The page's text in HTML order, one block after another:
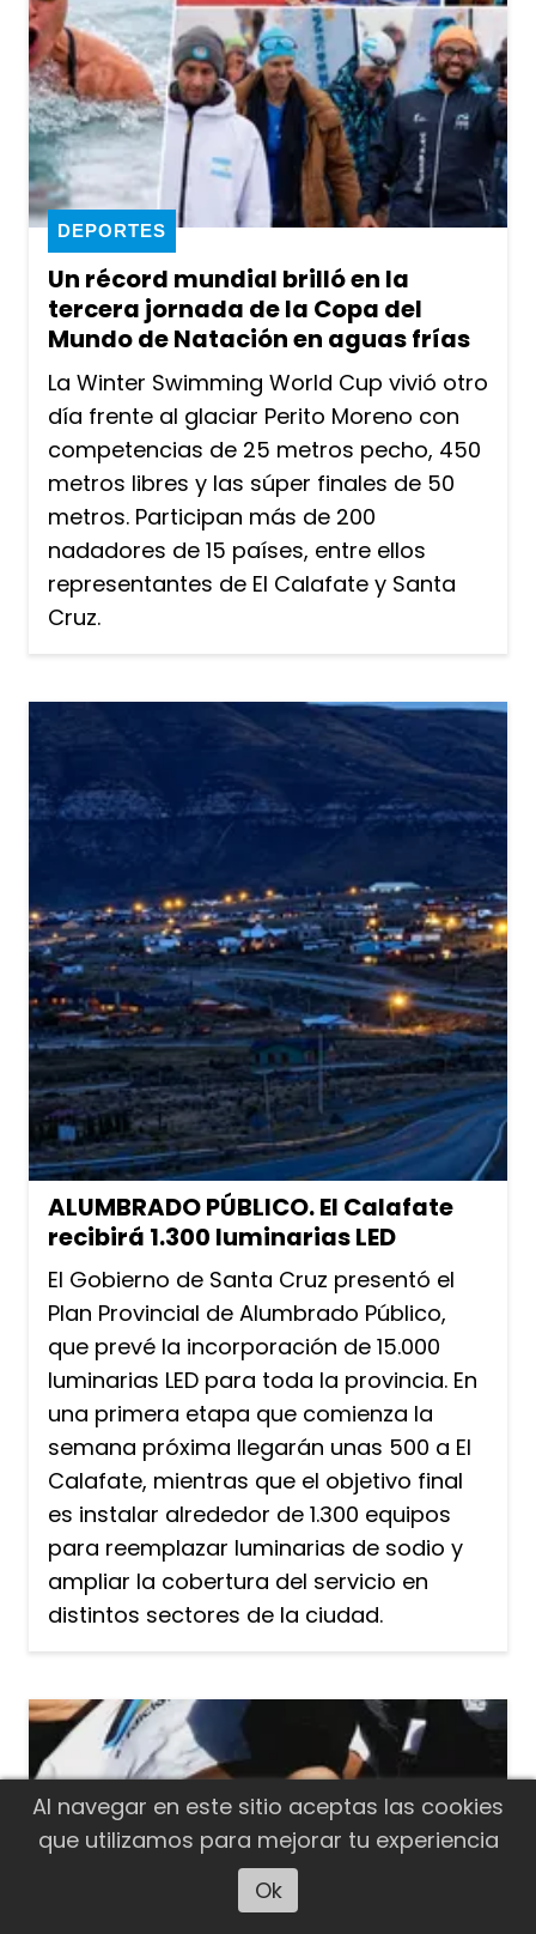
Un récord mundial brilló en la
tercera jornada de la Copa del
Mundo de Natación en aguas frías
DEPORTES
La Winter Swimming World Cup vivió otro
día frente al glaciar Perito Moreno con
competencias de 25 metros pecho, 450
metros libres y las súper finales de 50
metros. Participan más de 200
nadadores de 15 países, entre ellos
representantes de El Calafate y Santa
Cruz.
ALUMBRADO PÚBLICO. El Calafate
recibirá 1.300 luminarias LED
El Gobierno de Santa Cruz presentó el
Plan Provincial de Alumbrado Público,
que prevé la incorporación de 15.000
luminarias LED para toda la provincia. En
una primera etapa que comienza la
semana próxima llegarán unas 500 a El
Calafate, mientras que el objetivo final
es instalar alrededor de 1.300 equipos
para reemplazar luminarias de sodio y
ampliar la cobertura del servicio en
distintos sectores de la ciudad.
Al navegar en este sitio aceptas las cookies
que utilizamos para mejorar tu experiencia
Ok